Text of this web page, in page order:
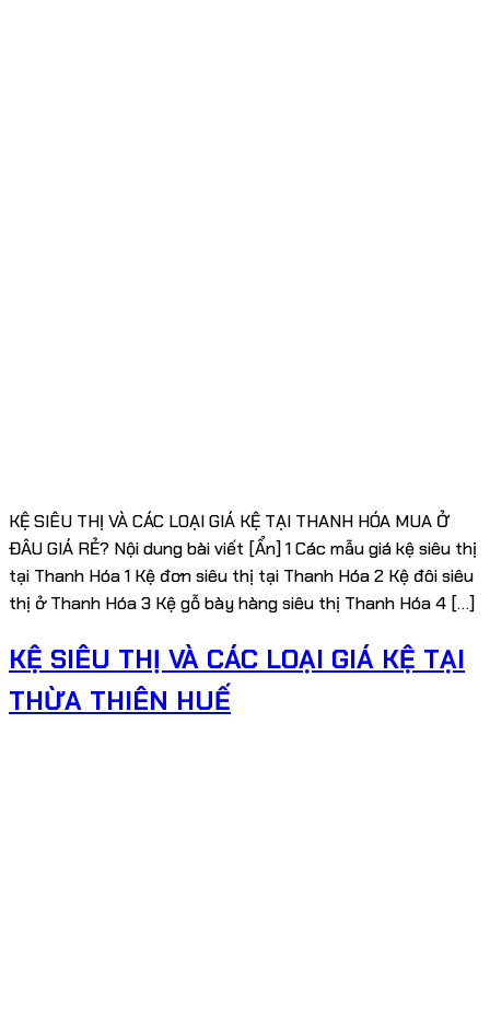
KỆ SIÊU THỊ VÀ CÁC LOẠI GIÁ KỆ TẠI THANH HÓA MUA Ở
ĐÂU GIÁ RẺ? Nội dung bài viết [Ẩn] 1 Các mẫu giá kệ siêu thị
tại Thanh Hóa 1 Kệ đơn siêu thị tại Thanh Hóa 2 Kệ đôi siêu
thị ở Thanh Hóa 3 Kệ gỗ bày hàng siêu thị Thanh Hóa 4 […]
KỆ SIÊU THỊ VÀ CÁC LOẠI GIÁ KỆ TẠI
THỪA THIÊN HUẾ